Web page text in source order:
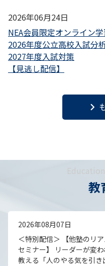
2026年06月24日
NEA会員限定オンライン
2026年度公立高校入試分
2027年度入試対策
【見逃し配信】
keyboard_arrow_right
教
2026年08月07日
＜特別配信＞ 【他塾のリ
セミナー】 リーダーが変
教える「人のやる気を引